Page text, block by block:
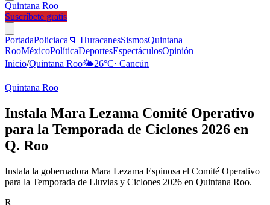
Quintana Roo
Suscríbete gratis
PortadaPoliciaca 🌀 HuracanesSismosQuintana
RooMéxicoPolíticaDeportesEspectáculosOpinión
Inicio/Quintana Roo🌤️26°C· Cancún
Quintana Roo
Instala Mara Lezama Comité Operativo
para la Temporada de Ciclones 2026 en
Q. Roo
Instala la gobernadora Mara Lezama Espinosa el Comité Operativo
para la Temporada de Lluvias y Ciclones 2026 en Quintana Roo.
R